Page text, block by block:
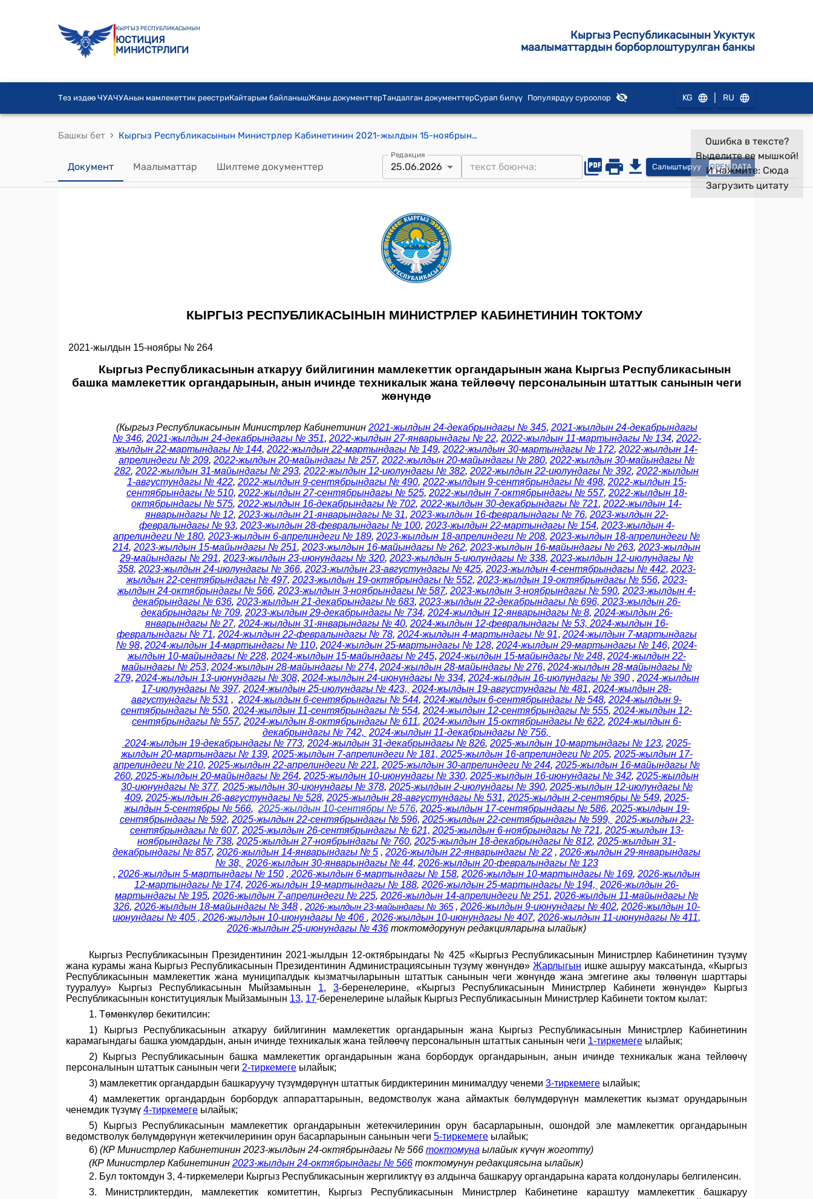
КЫРГЫЗ РЕСПУБЛИКАСЫНЫН
ЮСТИЦИЯ
МИНИСТРЛИГИ
Кыргыз Республикасынын Укуктук
маалыматтардын борборлоштурулган банкы
Тез издөө ЧУАЧУАнын мамлекеттик реестриКайтарым байланышЖаңы документтерТандалган документтерСурап билүү Популярдуу суроолор KG RU
Башкы бет › Кыргыз Республикасынын Министрлер Кабинетинин 2021-жылдын 15-ноябрындагы № 264 "Кыргыз Республикасынын аткаруу бийлигинин мамлекеттик органдарынын жана Кыргыз Республикасынын башка мамлекеттик органдарынын, анын ичинде техникалык жана тейлөөчү персоналынын штаттык санынын чеги жөнүндө" токтому
Документ Маалыматтар Шилтеме документтер
Редакция
25.06.2026 Салыштыруу OPEN DATA
Ошибка в тексте?
Выделите ее мышкой!
И нажмите: Сюда
Загрузить цитату